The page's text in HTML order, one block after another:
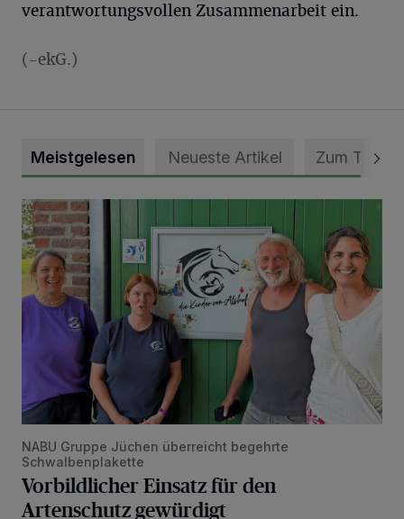
verantwortungsvollen Zusammenarbeit ein.
(-ekG.)
Meistgelesen Neueste Artikel Zum Thema
Vorbildlicher Einsatz für den Artenschutz gewürdigt
NABU Gruppe Jüchen überreicht begehrte
Schwalbenplakette
Vorbildlicher Einsatz für den
Artenschutz gewürdigt